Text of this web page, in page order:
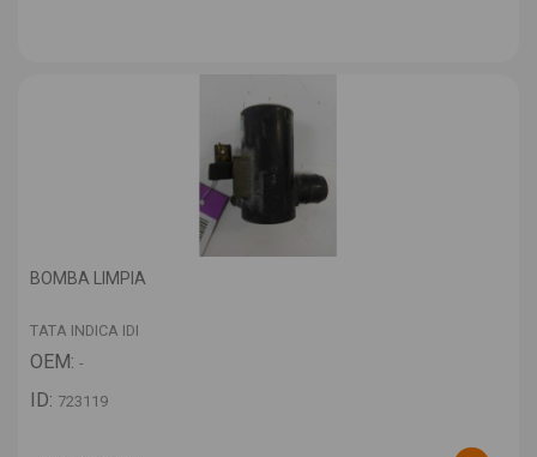
BOMBA LIMPIA
TATA INDICA IDI
OEM: -
ID: 723119